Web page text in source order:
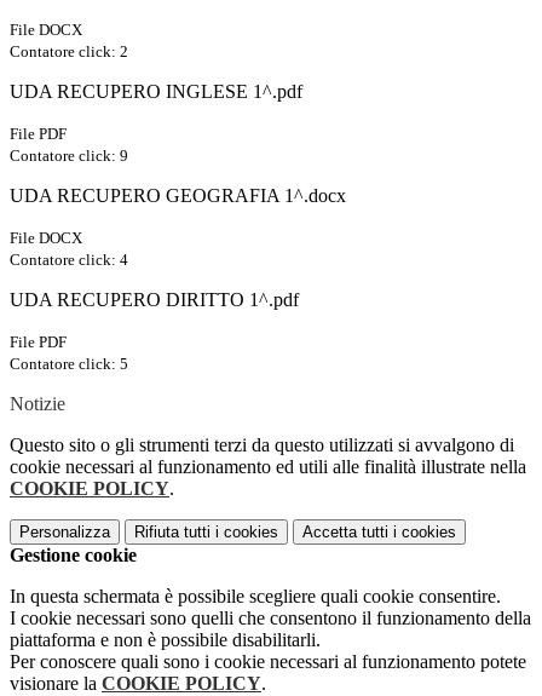
File DOCX
Contatore click: 2
UDA RECUPERO INGLESE 1^.pdf
File PDF
Contatore click: 9
UDA RECUPERO GEOGRAFIA 1^.docx
File DOCX
Contatore click: 4
UDA RECUPERO DIRITTO 1^.pdf
File PDF
Contatore click: 5
Notizie
Questo sito o gli strumenti terzi da questo utilizzati si avvalgono di
cookie necessari al funzionamento ed utili alle finalità illustrate nella
COOKIE POLICY.
Personalizza Rifiuta tutti i cookies Accetta tutti i cookies
Gestione cookie
In questa schermata è possibile scegliere quali cookie consentire.
I cookie necessari sono quelli che consentono il funzionamento della
piattaforma e non è possibile disabilitarli.
Per conoscere quali sono i cookie necessari al funzionamento potete
visionare la COOKIE POLICY.